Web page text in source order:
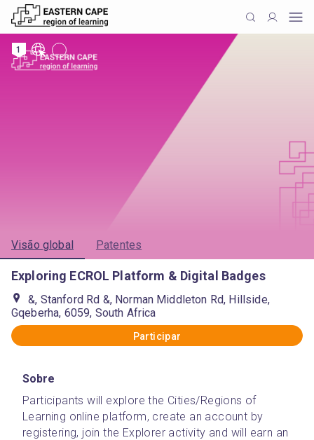
1
Visão global Patentes
Exploring ECROL Platform & Digital Badges
&, Stanford Rd &, Norman Middleton Rd, Hillside,
Gqeberha, 6059, South Africa
Participar
Sobre
Participants will explore the Cities/Regions of
Learning online platform, create an account by
registering, join the Explorer activity and will earn an